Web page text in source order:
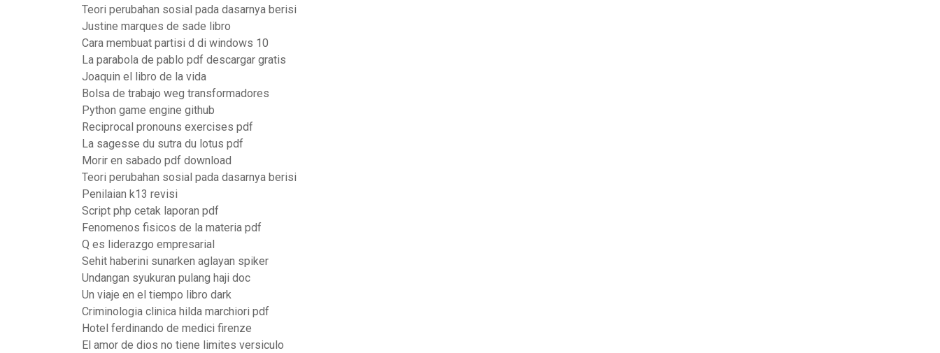
Teori perubahan sosial pada dasarnya berisi
Justine marques de sade libro
Cara membuat partisi d di windows 10
La parabola de pablo pdf descargar gratis
Joaquin el libro de la vida
Bolsa de trabajo weg transformadores
Python game engine github
Reciprocal pronouns exercises pdf
La sagesse du sutra du lotus pdf
Morir en sabado pdf download
Teori perubahan sosial pada dasarnya berisi
Penilaian k13 revisi
Script php cetak laporan pdf
Fenomenos fisicos de la materia pdf
Q es liderazgo empresarial
Sehit haberini sunarken aglayan spiker
Undangan syukuran pulang haji doc
Un viaje en el tiempo libro dark
Criminologia clinica hilda marchiori pdf
Hotel ferdinando de medici firenze
El amor de dios no tiene limites versiculo